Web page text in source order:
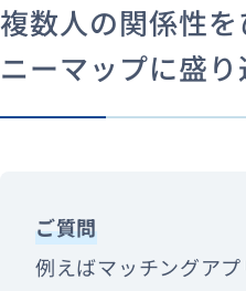
複数人の関係性
ニーマップに盛り
ご質問
例えばマッチングアプ